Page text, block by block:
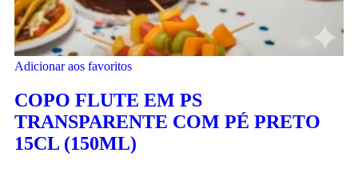
Adicionar aos favoritos
COPO FLUTE EM PS
TRANSPARENTE COM PÉ PRETO
15CL (150ML)